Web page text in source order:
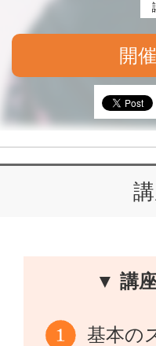
開
▼ 講
基本の